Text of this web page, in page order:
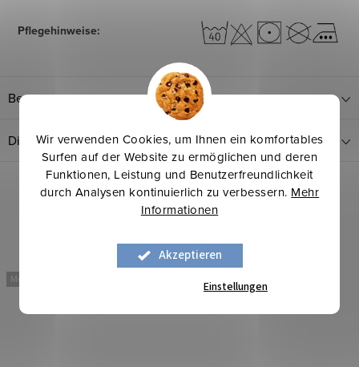
Wir verwenden Cookies, um Ihnen ein komfortables
Surfen auf der Website zu ermöglichen und deren
Funktionen, Leistung und Benutzerfreundlichkeit
durch Analysen kontinuierlich zu verbessern. Mehr
Informationen
Akzeptieren
Einstellungen
Pflegehinweise:
Bewertung
Diskussion
Verwandte Produkte
Mehr für weniger